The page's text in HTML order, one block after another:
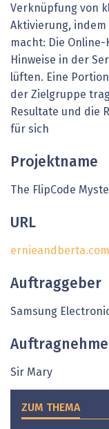
Verknüpfung von
Aktivierung, indem
macht: Die
Hinweise in der
lüften. Eine
der Zielgruppe
Resultate und die
für sich
Projektname
The FlipCode
URL
Auftraggeber
Samsung
Sir Mary
ZUM THEMA